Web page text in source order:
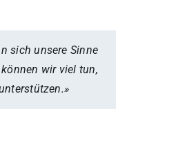
sich unsere Sinne
wir viel tun,